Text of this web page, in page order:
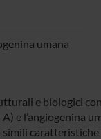
umana
e biologici
e l’angiogenina